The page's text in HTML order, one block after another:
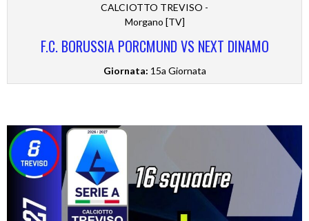
CALCIOTTO TREVISO -
Morgano [TV]
F.C. BORUSSIA PORCMUND VS NEXT DINAMO
Giornata: 15a Giornata